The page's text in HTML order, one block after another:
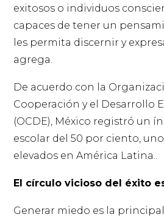
exitosos o individuos
capaces de tener un
les permita discernir y
agrega.
De acuerdo con la
Cooperación y el Desarrollo
(OCDE), México registró un
escolar del 50 por ciento,
elevados en América Latina..
El círculo vicioso del éxito
Generar miedo es la